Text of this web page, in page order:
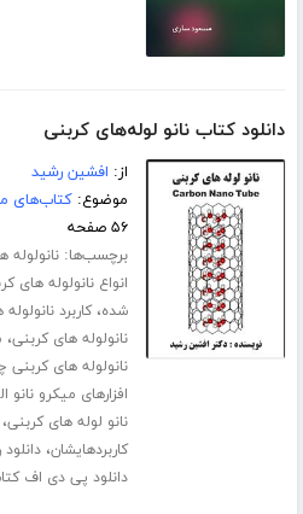
دانلود کتاب نانو لوله‌های کربنی
از: افشین رشید
موضوع:کتاب‌های
۵۶ صفحه
برچسب‌ها:نانولوله
انواع نانولوله های
شده،کاربرد
نانولوله های کربنی،
نانولوله های
افزارهای میکرو نانو
نانو لوله های کربنی،
کاربردهایشان،
دانلود پی دی اف